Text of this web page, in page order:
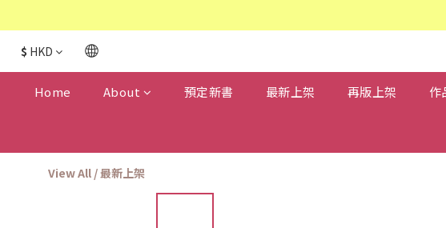
$ HKD
Home About 預定新書 最新上架 再版上架 作
View All /最新上架